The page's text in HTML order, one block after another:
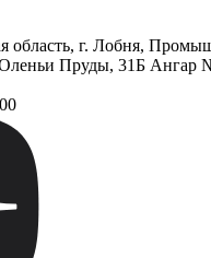
область, г. Лобня,
Пруды, 31Б Ангар